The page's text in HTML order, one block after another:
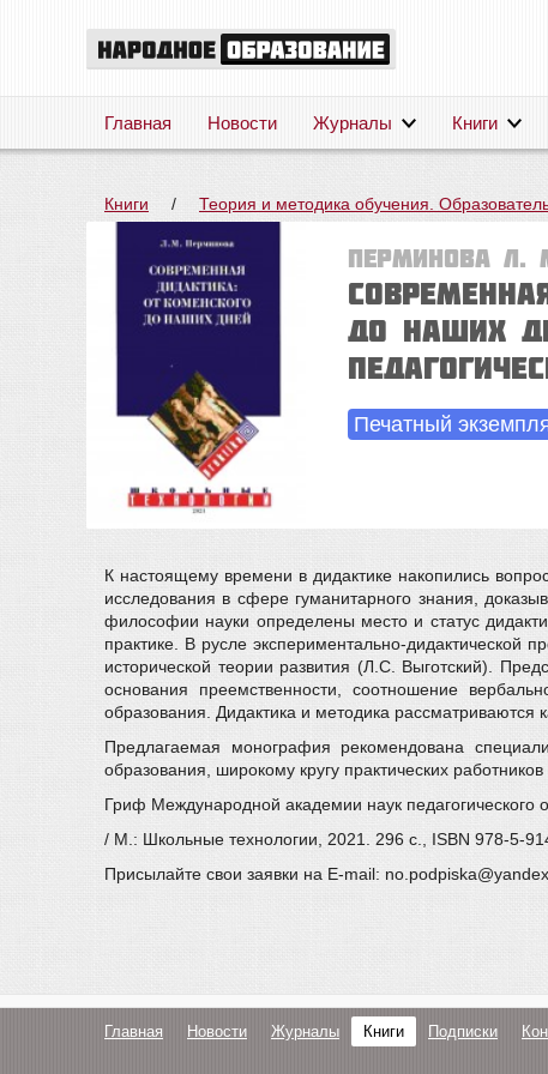
Главная Новости Журналы Книги
Книги / Теория и методика обучения.
Перминова Л.
до наших
Печатный
К настоящему времени в дидактике накопились
исследования в сфере гуманитарного знания,
философии науки определены место и статус
практике. В русле экспериментально-дидактической
исторической теории развития (Л.С. Выготский).
основания преемственности, соотношение
образования. Дидактика и методика рассматриваются
Предлагаемая монография рекомендована
образования, широкому кругу практических работников
Гриф Международной академии наук
/ М.: Школьные технологии, 2021. 296 с., ISBN 978-5-
Присылайте свои заявки на E-mail:
Главная Новости Журналы Книги Подписки